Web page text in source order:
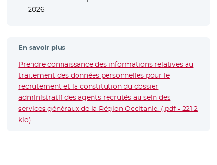
2026
En savoir plus
Prendre connaissance des informations relatives au
traitement des données personnelles pour le
recrutement et la constitution du dossier
administratif des agents recrutés au sein des
services généraux de la Région Occitanie. (.pdf - 221.2
kio)